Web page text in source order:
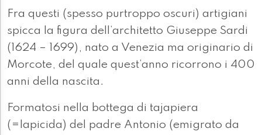
Fra questi (spesso purtroppo oscuri) artigiani
spicca la figura dell’architetto Giuseppe Sardi
(1624 – 1699), nato a Venezia ma originario di
Morcote, del quale quest’anno ricorrono i 400
anni della nascita.
Formatosi nella bottega di tajapiera
(=lapicida) del padre Antonio (emigrato da